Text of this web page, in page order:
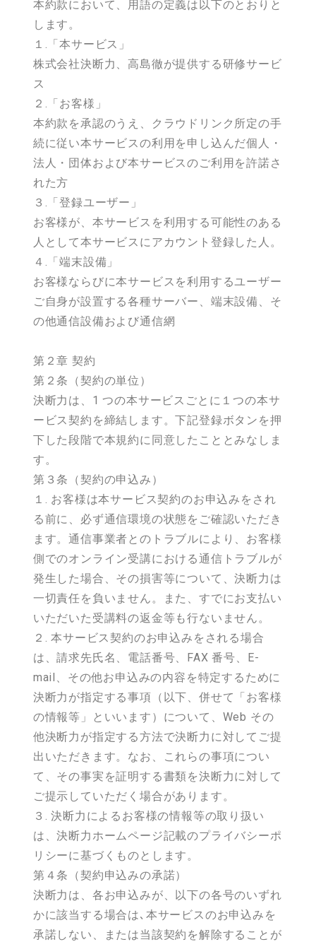
本約款において、用語の定義は以下のとおりと
します。
１.「本サービス」
株式会社決断力、高島徹が提供する研修サービ
ス
２.「お客様」
本約款を承認のうえ、クラウドリンク所定の手
続に従い本サービスの利用を申し込んだ個人・
法人・団体および本サービスのご利用を許諾さ
れた方
３.「登録ユーザー」
お客様が、本サービスを利用する可能性のある
人として本サービスにアカウント登録した人。
４.「端末設備」
お客様ならびに本サービスを利用するユーザー
ご自身が設置する各種サーバー、端末設備、そ
の他通信設備および通信網
第２章 契約
第２条（契約の単位）
決断力は、1 つの本サービスごとに１つの本サ
ービス契約を締結します。下記登録ボタンを押
下した段階で本規約に同意したこととみなしま
す。
第３条（契約の申込み）
１. お客様は本サービス契約のお申込みをされ
る前に、必ず通信環境の状態をご確認いただき
ます。通信事業者とのトラブルにより、お客様
側でのオンライン受講における通信トラブルが
発生した場合、その損害等について、決断力は
一切責任を負いません。また、すでにお支払い
いただいた受講料の返金等も行ないません。
２. 本サービス契約のお申込みをされる場合
は、請求先氏名、電話番号、FAX 番号、E-
mail、その他お申込みの内容を特定するために
決断力が指定する事項（以下、併せて「お客様
の情報等」といいます）について、Web その
他決断力が指定する方法で決断力に対してご提
出いただきます。なお、これらの事項につい
て、その事実を証明する書類を決断力に対して
ご提示していただく場合があります。
３. 決断力によるお客様の情報等の取り扱い
は、決断力ホームページ記載のプライバシーポ
リシーに基づくものとします。
第４条（契約申込みの承諾）
決断力は、各お申込みが、以下の各号のいずれ
かに該当する場合は､本サービスのお申込みを
承諾しない、または当該契約を解除することが